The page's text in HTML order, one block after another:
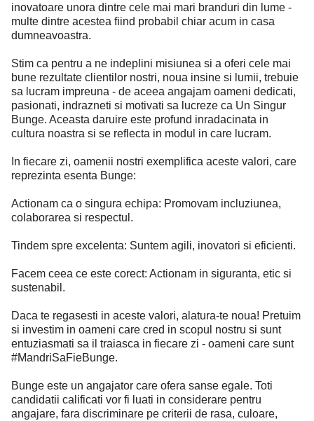
inovatoare unora dintre cele mai mari branduri din lume -
multe dintre acestea fiind probabil chiar acum in casa
dumneavoastra.
Stim ca pentru a ne indeplini misiunea si a oferi cele mai
bune rezultate clientilor nostri, noua insine si lumii, trebuie
sa lucram impreuna - de aceea angajam oameni dedicati,
pasionati, indrazneti si motivati sa lucreze ca Un Singur
Bunge. Aceasta daruire este profund inradacinata in
cultura noastra si se reflecta in modul in care lucram.
In fiecare zi, oamenii nostri exemplifica aceste valori, care
reprezinta esenta Bunge:
Actionam ca o singura echipa: Promovam incluziunea,
colaborarea si respectul.
Tindem spre excelenta: Suntem agili, inovatori si eficienti.
Facem ceea ce este corect: Actionam in siguranta, etic si
sustenabil.
Daca te regasesti in aceste valori, alatura-te noua! Pretuim
si investim in oameni care cred in scopul nostru si sunt
entuziasmati sa il traiasca in fiecare zi - oameni care sunt
#MandriSaFieBunge.
Bunge este un angajator care ofera sanse egale. Toti
candidatii calificati vor fi luati in considerare pentru
angajare, fara discriminare pe criterii de rasa, culoare,